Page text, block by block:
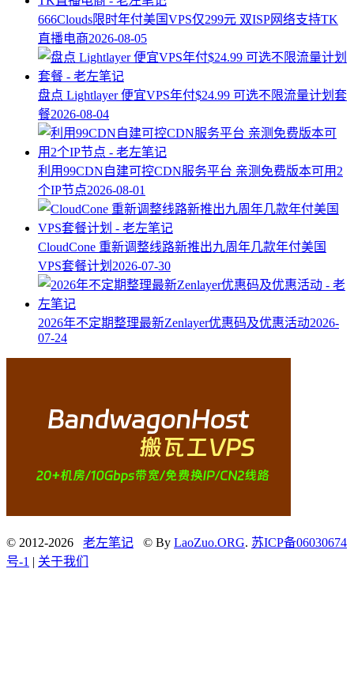
666Clouds限时年付美国VPS仅299元 双ISP网络支持TK
直播电商2026-08-05
盘点 Lightlayer 便宜VPS年付$24.99 可选不限流量计划套
餐2026-08-04
利用99CDN自建可控CDN服务平台 亲测免费版本可用2
个IP节点2026-08-01
CloudCone 重新调整线路新推出九周年几款年付美国
VPS套餐计划 2026-07-30
2026年不定期整理最新Zenlayer优惠码及优惠活动2026-
07-24
© 2012-2026 老左笔记 © By LaoZuo.ORG. 苏ICP备06030674
号-1 | 关于我们